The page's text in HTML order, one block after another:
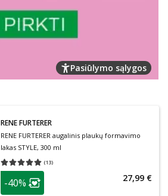
Pasiūlymo sąlygos
RENE FURTERER
RENE FURTERER augalinis plaukų formavimo
lakas STYLE, 300 ml
(13)
Vidutinis įvertinimas 5.00
patarimas
Lojalumo klubo narių nuolaida
-40% 27,99 €